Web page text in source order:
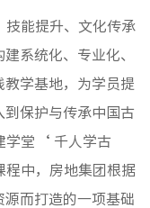
文化动
社会责
榜样力
能提升、文化传承
系统化、专业化、
学基地，为学员提
保护与传承中国古
学堂‘ 千人学古
中，房地集团根据
源而打造的一项基础